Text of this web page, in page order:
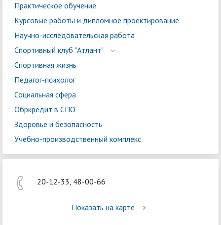
Практическое обучение
Курсовые работы и дипломное проектирование
Научно-исследовательская работа
Спортивный клуб "Атлант"
Спортивная жизнь
Педагог-психолог
Социальная сфера
Обркредит в СПО
Здоровье и безопасность
Учебно-производственный комплекс
20-12-33, 48-00-66
Показать на карте